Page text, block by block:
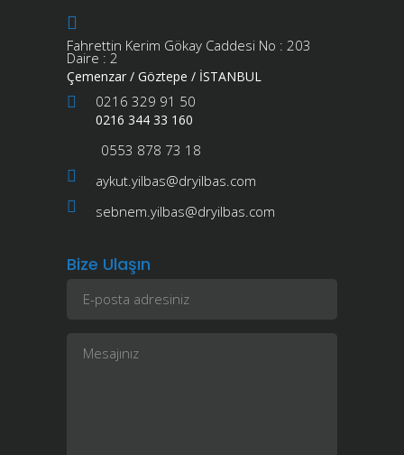
Fahrettin Kerim Gökay Caddesi No : 203
Daire : 2
Çemenzar / Göztepe / İSTANBUL
0216 329 91 50
0216 344 33 160
0553 878 73 18
aykut.yilbas@dryilbas.com
sebnem.yilbas@dryilbas.com
Bize Ulaşın